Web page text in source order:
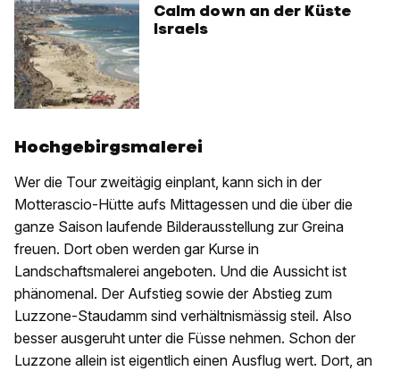
Calm down an der Küste
Israels
Hochgebirgsmalerei
Wer die Tour zweitägig einplant, kann sich in der
Motterascio-Hütte aufs Mittagessen und die über die
ganze Saison laufende Bilderausstellung zur Greina
freuen. Dort oben werden gar Kurse in
Landschaftsmalerei angeboten. Und die Aussicht ist
phänomenal. Der Aufstieg sowie der Abstieg zum
Luzzone-Staudamm sind verhältnismässig steil. Also
besser ausgeruht unter die Füsse nehmen. Schon der
Luzzone allein ist eigentlich einen Ausflug wert. Dort, an